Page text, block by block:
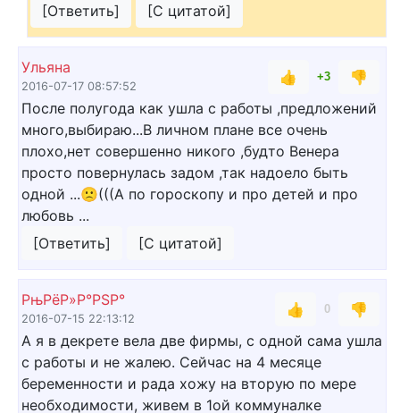
[Ответить]
[С цитатой]
Ульяна
2016-07-17 08:57:52
👍 +3
👎
После полугода как ушла с работы ,предложений
много,выбираю...В личном плане все очень
плохо,нет совершенно никого ,будто Венера
просто повернулась задом ,так надоело быть
одной ...🙁(((А по гороскопу и про детей и про
любовь ...
[Ответить]
[С цитатой]
РњРёР»Р°РЅР°
2016-07-15 22:13:12
👍 0
👎
А я в декрете вела две фирмы, с одной сама ушла
с работы и не жалею. Сейчас на 4 месяце
беременности и рада хожу на вторую по мере
необходимости, живем в 1ой коммуналке